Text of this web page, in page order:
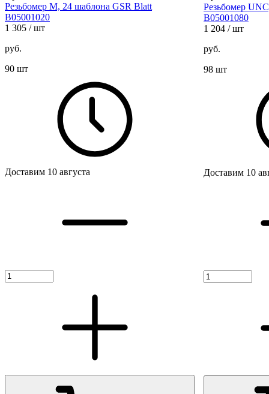
Резьбомер М, 24 шаблона GSR Blatt
B05001020
1 305 / шт
руб.
90 шт
Доставим 10 августа
Резьбомер
B05001080
1 204 / шт
руб.
98 шт
Доставим 10